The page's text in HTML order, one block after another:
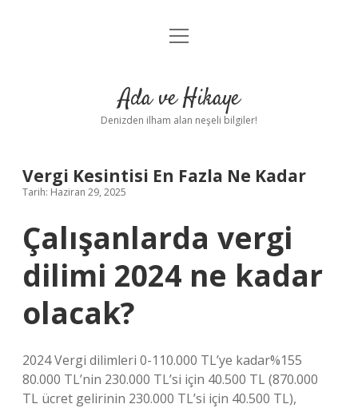
Anasayfa
Yasal Uyarı
menüyü
Ada ve Hikaye
Denizden ilham alan neşeli bilgiler!
Vergi Kesintisi En Fazla Ne Kadar
Tarih: Haziran 29, 2025
Çalışanlarda vergi
dilimi 2024 ne kadar
olacak?
2024 Vergi dilimleri 0-110.000 TL’ye kadar%155
80.000 TL’nin 230.000 TL’si için 40.500 TL (870.000
TL ücret gelirinin 230.000 TL’si için 40.500 TL),